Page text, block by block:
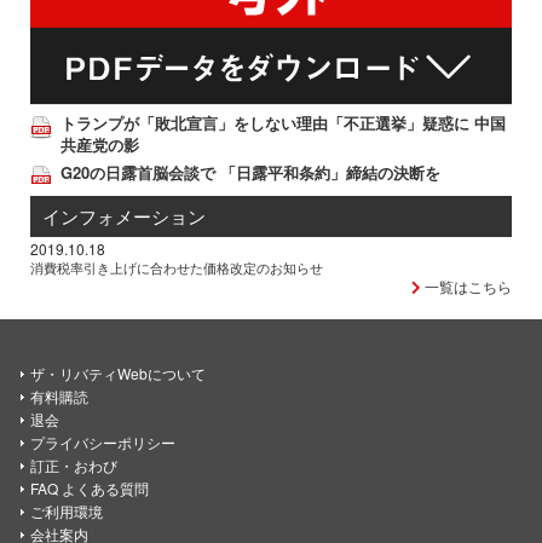
トランプが「敗北宣言」をしない理由「不正選挙」疑惑に 中国
共産党の影
G20の日露首脳会談で 「日露平和条約」締結の決断を
インフォメーション
2019.10.18
消費税率引き上げに合わせた価格改定のお知らせ
一覧はこちら
ザ・リバティWebについて
有料購読
退会
プライバシーポリシー
訂正・おわび
FAQ よくある質問
ご利用環境
会社案内